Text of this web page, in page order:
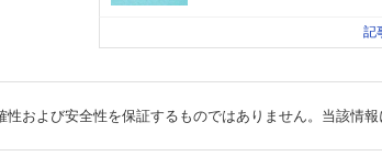
記
および安全性を保証するものではありません。当該情報